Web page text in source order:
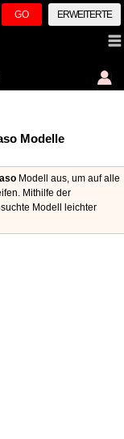
GO ERWEITERTE
Modelle
Modell aus, um auf alle
Mithilfe der
Modell leichter